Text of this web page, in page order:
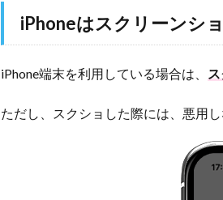
iPhoneはスクリーンシ
iPhone端末を利用している場合は、
ただし、スクショした際には、悪用